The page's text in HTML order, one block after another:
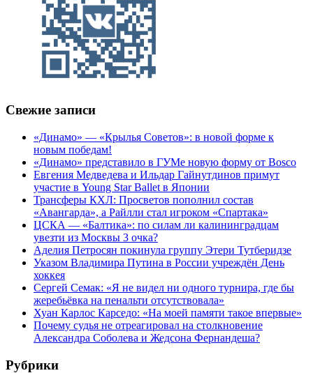
Свежие записи
«Динамо» — «Крылья Советов»: в новой форме к
новым победам!
«Динамо» представило в ГУМе новую форму от Bosco
Евгения Медведева и Ильдар Гайнутдинов примут
участие в Young Star Ballet в Японии
Трансферы КХЛ: Просветов пополнил состав
«Авангарда», а Райлли стал игроком «Спартака»
ЦСКА — «Балтика»: по силам ли калининградцам
увезти из Москвы 3 очка?
Аделия Петросян покинула группу Этери Тутберидзе
Указом Владимира Путина в России учреждён День
хоккея
Сергей Семак: «Я не видел ни одного турнира, где бы
жеребьёвка на пенальти отсутствовала»
Хуан Карлос Карседо: «На моей памяти такое впервые»
Почему судья не отреагировал на столкновение
Александра Соболева и Жедсона Фернандеша?
Рубрики